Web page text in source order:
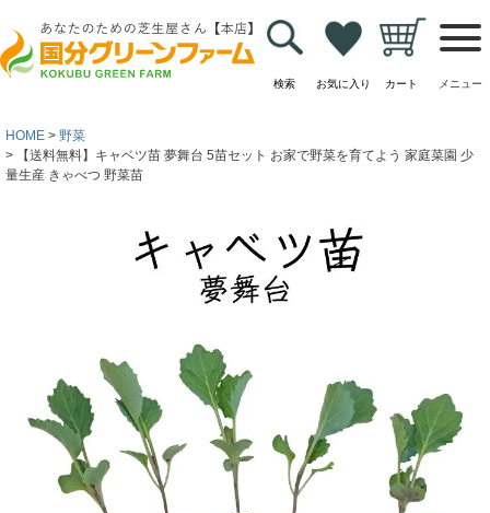
検索 お気に入り カート メニュー
HOME
野菜
【送料無料】キャベツ苗 夢舞台 5苗セット お家で野菜を育てよう 家庭菜園 少
量生産 きゃべつ 野菜苗